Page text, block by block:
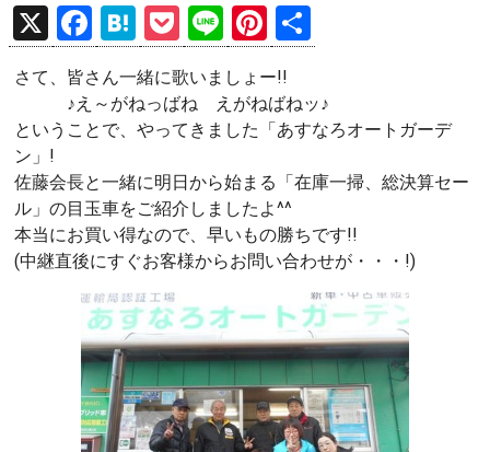
X
F
a
ce
b
o
k
H
at
e
n
P
o
ck
et
Li
n
e
Pi
nt
er
es
有
さて、皆さん一緒に歌いましょー!!
♪え～がねっばね えがねばねッ♪
ということで、やってきました「あすなろオートガーデ
ン」!
佐藤会長と一緒に明日から始まる「在庫一掃、総決算セー
ル」の目玉車をご紹介しましたよ^^
本当にお買い得なので、早いもの勝ちです!!
(中継直後にすぐお客様からお問い合わせが・・・!)